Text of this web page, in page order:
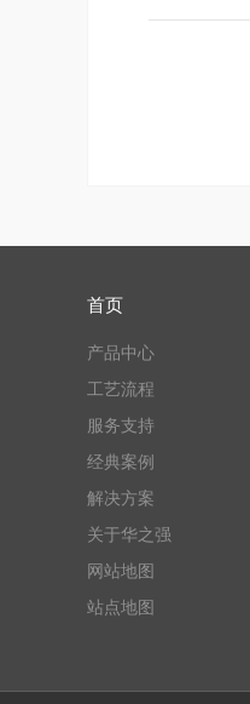
首页
产品中心
工艺流程
服务支持
经典案例
解决方案
关于华之强
网站地图
站点地图